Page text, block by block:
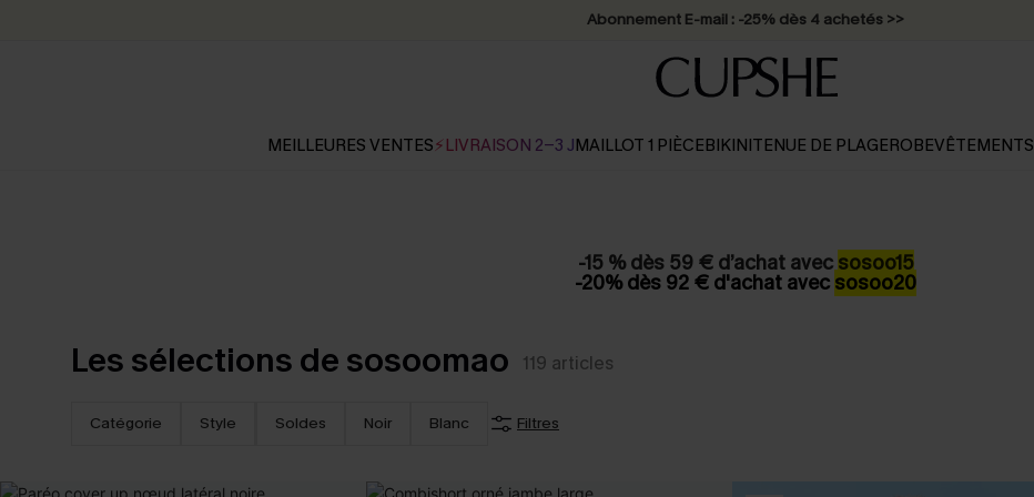
Abonnement E-mail : -25% dès 4 achetés >>
MEILLEURES VENTES⚡LIVRAISON 2-3 JMAILLOT 1 PIÈCEBIKINITENUE DE PLAGEROBEVÊTEMENTS
-15 % dès 59 € d’achat avecsosoo15
-20% dès 92 € d'achat avec sosoo20
Les sélections de sosoomao 119 articles
Catégorie Style Soldes Noir Blanc Filtres